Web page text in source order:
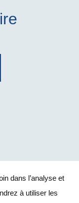
dans l’analyse et
à utiliser les